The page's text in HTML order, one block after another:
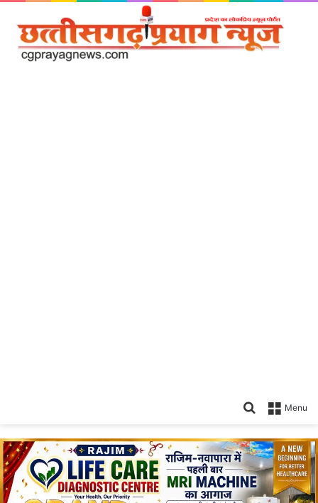
Menu
Search